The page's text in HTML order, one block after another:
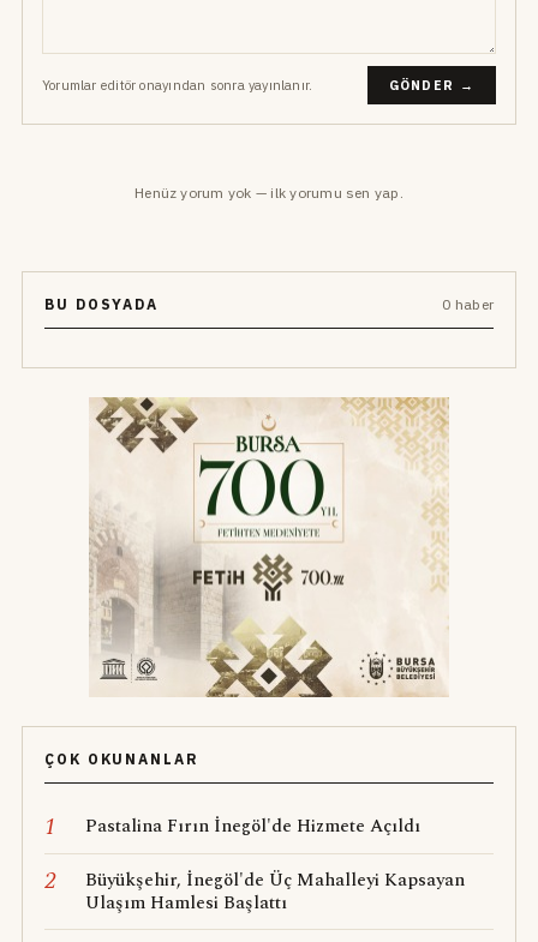
Yorumlar editör onayından sonra yayınlanır. GÖNDER →
Henüz yorum yok — ilk yorumu sen yap.
BU DOSYADA 0 haber
ÇOK OKUNANLAR
1 Pastalina Fırın İnegöl'de Hizmete Açıldı
2
Büyükşehir, İnegöl'de Üç Mahalleyi Kapsayan
Ulaşım Hamlesi Başlattı